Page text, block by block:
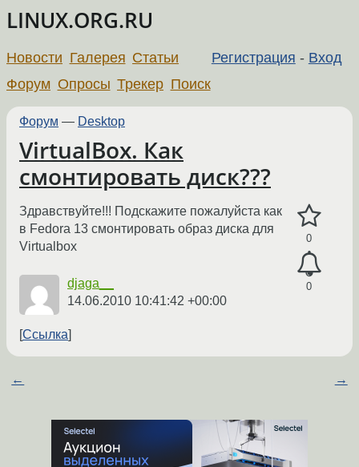
LINUX.ORG.RU
Регистрация - Вход
Новости Галерея Статьи
Форум Опросы Трекер Поиск
Форум — Desktop
VirtualBox. Как
смонтировать диск???
0
0
Здравствуйте!!! Подскажите пожалуйста как
в Fedora 13 смонтировать образ диска для
Virtualbox
djaga__
14.06.2010 10:41:42 +00:00
Ссылка
← →